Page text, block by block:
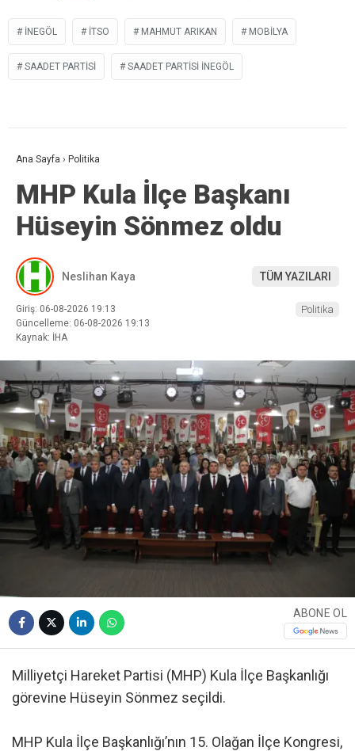
İNEGÖL ITSO MAHMUT ARIKAN MOBILYA
SAADET PARTISI SAADET PARTISI INEGÖL
Ana Sayfa › Politika
MHP Kula İlçe Başkanı
Hüseyin Sönmez oldu
Neslihan Kaya TÜM YAZILARI
Giriş: 06-08-2026 19:13
Güncelleme: 06-08-2026 19:13
Kaynak: İHA
Politika
ABONE OL
Milliyetçi Hareket Partisi (MHP) Kula İlçe Başkanlığı
görevine Hüseyin Sönmez seçildi.
MHP Kula İlçe Başkanlığı’nın 15. Olağan İlçe Kongresi,